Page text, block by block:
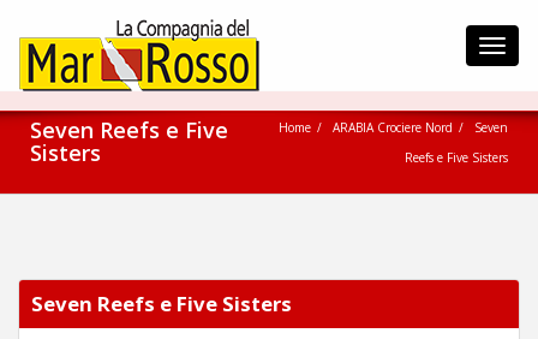
Seven Reefs e Five
Sisters
Home ARABIA Crociere Nord
Seven
Reefs e Five Sisters
Seven Reefs e Five Sisters